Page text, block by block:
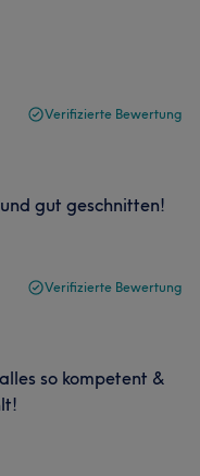
Verifizierte Bewertung
gut geschnitten!
Verifizierte Bewertung
so kompetent &